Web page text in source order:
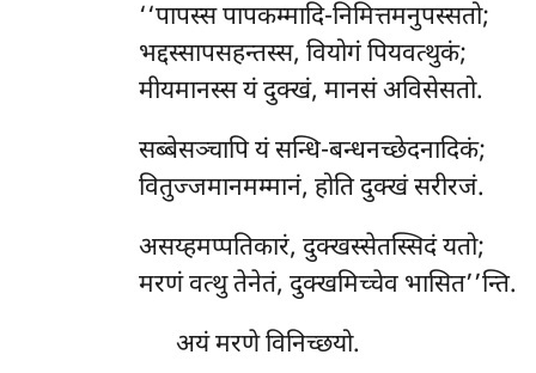
‘‘पापस्स पापकम्मादि-निमित्तमनुपस्सतो;
भद्दस्सापसहन्तस्स, वियोगं पियवत्थुकं;
मीयमानस्स यं दुक्खं, मानसं अविसेसतो.
सब्बेसञ्चापि यं सन्धि-बन्धनच्छेदनादिकं;
वितुज्जमानमम्मानं, होति दुक्खं सरीरजं.
असय्हमप्पतिकारं, दुक्खस्सेतस्सिदं यतो;
मरणं वत्थु तेनेतं, दुक्खमिच्चेव भासित’’न्ति.
अयं मरणे विनिच्छयो.